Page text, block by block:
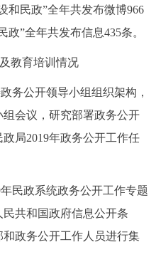
和民政”全年共发布微博966
”全年共发布信息435条。
教育培训情况
公开领导小组组织架构，
会议，研究部署政务公开
局2019年政务公开工作任
民政系统政务公开工作专题
共和国政府信息公开条
政务公开工作人员进行集